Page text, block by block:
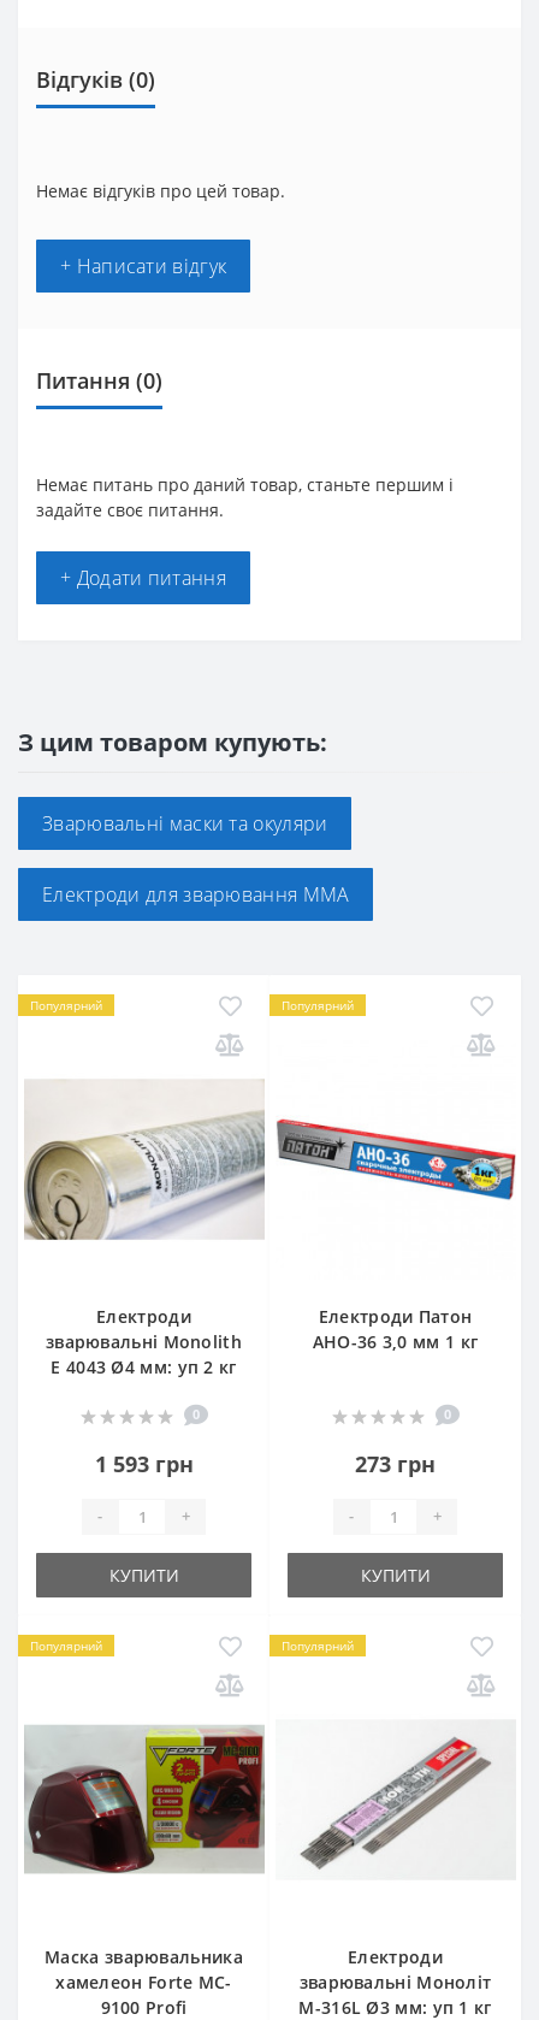
Відгуків (0)
Немає відгуків про цей товар.
+ Написати відгук
Питання (0)
Немає питань про даний товар, станьте першим і
задайте своє питання.
+ Додати питання
З цим товаром купують:
Зварювальні маски та окуляри
Електроди для зварювання ММА
Популярний
Електроди
зварювальні Monolith
E 4043 Ø4 мм: уп 2 кг
0
1 593 грн
- +
КУПИТИ
Популярний
Електроди Патон
АНО-36 3,0 мм 1 кг
0
273 грн
- +
КУПИТИ
Популярний
Маска зварювальника
хамелеон Forte MC-
9100 Profi
Популярний
Електроди
зварювальні Моноліт
М-316L Ø3 мм: уп 1 кг